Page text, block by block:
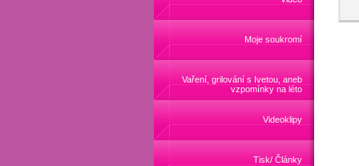
Moje soukromí
Vaření, grilování s Ivetou, aneb
vzpomínky na léto
Videoklipy
Tisk/ Články